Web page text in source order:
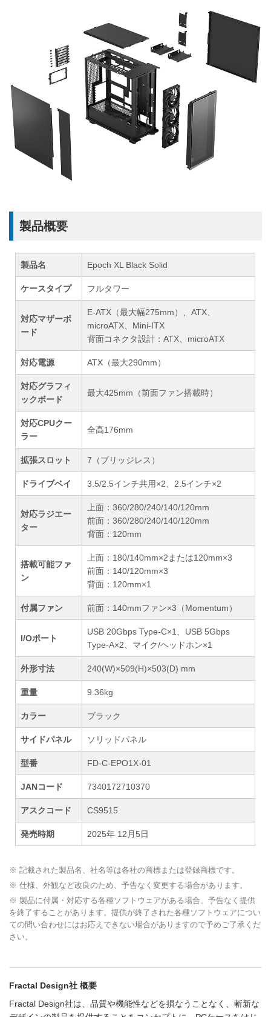
製品概要
製品名 Epoch XL Black Solid
ケースタイプ フルタワー
対応マザーボ
ード
E-ATX（最大幅275mm）、ATX、
microATX、Mini-ITX
背面コネクタ設計：ATX、microATX
対応電源 ATX（最大290mm）
対応グラフィ
ックボード
最大425mm（前面ファン搭載時）
対応CPUクー
ラー
全高176mm
拡張スロット 7（ブリッジレス）
ドライブベイ 3.5/2.5インチ共用×2、2.5インチ×2
対応ラジエー
ター
上面：360/280/240/140/120mm
前面：360/280/240/140/120mm
背面：120mm
搭載可能ファ
ン
上面：180/140mm×2または120mm×3
前面：140/120mm×3
背面：120mm×1
付属ファン 前面：140mmファン×3（Momentum）
I/Oポート
USB 20Gbps Type-C×1、USB 5Gbps
Type-A×2、マイク/ヘッドホン×1
外形寸法 240(W)×509(H)×503(D) mm
重量 9.36kg
カラー ブラック
サイドパネル ソリッドパネル
型番 FD-C-EPO1X-01
JANコード 7340172710370
アスクコード CS9515
発売時期 2025年 12月5日
※ 記載された製品名、社名等は各社の商標または登録商標です。
※ 仕様、外観など改良のため、予告なく変更する場合があります。
※ 製品に付属・対応する各種ソフトウェアがある場合、予告なく提供
を終了することがあります。提供が終了された各種ソフトウェアについ
ての問い合わせにはお応えできない場合がありますので予めご了承くだ
さい。
Fractal Design社 概要
Fractal Design社は、品質や機能性などを損なうことなく、斬新な